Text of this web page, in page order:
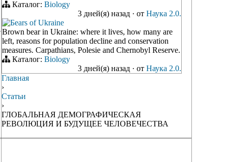
Каталог: Biology
3 дней(я) назад · от Наука 2.0.
Бears of Ukraine
Brown bear in Ukraine: where it lives, how many are
left, reasons for population decline and conservation
measures. Carpathians, Polesie and Chernobyl Reserve.
Каталог: Biology
3 дней(я) назад · от Наука 2.0.
Главная
›
Статьи
›
ГЛОБАЛЬНАЯ ДЕМОГРАФИЧЕСКАЯ
РЕВОЛЮЦИЯ И БУДУЩЕЕ ЧЕЛОВЕЧЕСТВА